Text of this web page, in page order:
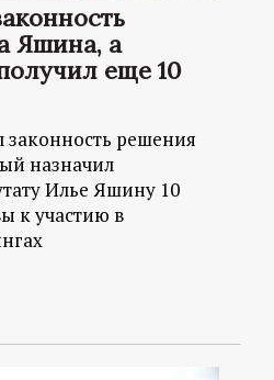
Яшина, а
еще 10
решения
назначил
Илье Яшину 10
к участию в